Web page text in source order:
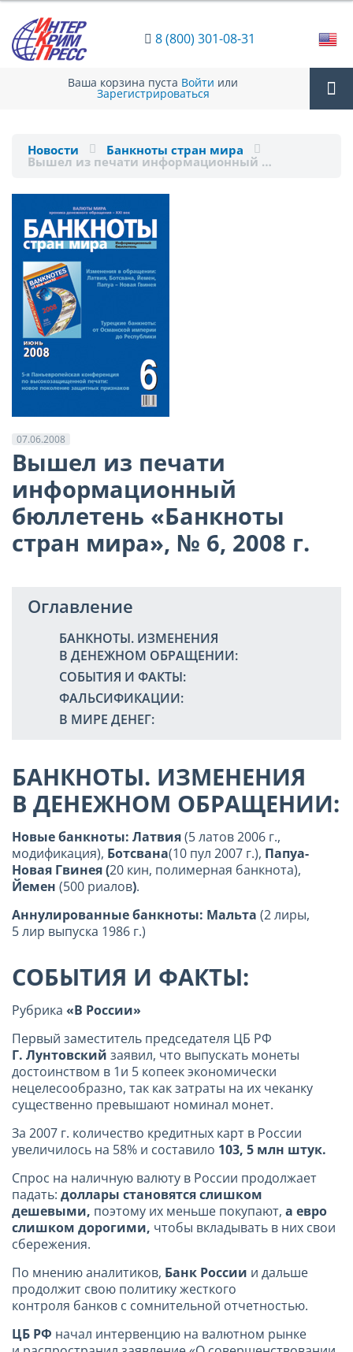
8 (800) 301-08-31
Ваша корзина пуста Войти или
Зарегистрироваться
Новости Банкноты стран мира
Вышел из печати информационный …
07.06.2008
Вышел из печати
информационный
бюллетень «Банкноты
стран мира», № 6, 2008 г.
Оглавление
БАНКНОТЫ. ИЗМЕНЕНИЯ
В ДЕНЕЖНОМ ОБРАЩЕНИИ:
СОБЫТИЯ И ФАКТЫ:
ФАЛЬСИФИКАЦИИ:
В МИРЕ ДЕНЕГ:
БАНКНОТЫ. ИЗМЕНЕНИЯ
В ДЕНЕЖНОМ ОБРАЩЕНИИ:
Новые банкноты: Латвия(5 латов 2006 г.,
модификация), Ботсвана(10 пул 2007 г.), Папуа-
Новая Гвинея (20 кин, полимерная банкнота),
Йемен (500 риалов).
Аннулированные банкноты: Мальта (2 лиры,
5 лир выпуска 1986 г.)
СОБЫТИЯ И ФАКТЫ:
Рубрика «В России»
Первый заместитель председателя ЦБ РФ
Г. Лунтовский заявил, что выпускать монеты
достоинством в 1и 5 копеек экономически
нецелесообразно, так как затраты на их чеканку
существенно превышают номинал монет.
За 2007 г. количество кредитных карт в России
увеличилось на 58% и составило 103, 5 млн штук.
Спрос на наличную валюту в России продолжает
падать: доллары становятся слишком
дешевыми, поэтому их меньше покупают, а евро
слишком дорогими, чтобы вкладывать в них свои
сбережения.
По мнению аналитиков, Банк России и дальше
продолжит свою политику жесткого
контроля банков с сомнительной отчетностью.
ЦБ РФ начал интервенцию на валютном рынке